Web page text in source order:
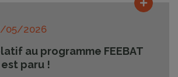
05/2026
au programme FEEBAT
paru !
Lire la